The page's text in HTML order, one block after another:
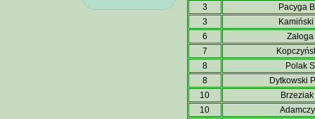
3
Pacyga
3
6
7
8
Polak
8
Dytkowski
10
10